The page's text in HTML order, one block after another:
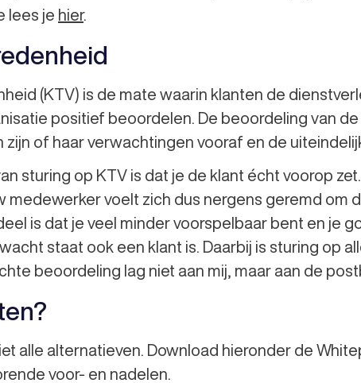
lees je hier.
(KTV) is de mate waarin klanten de
positief beoordelen. De beoordeling van
zijn of haar verwachtingen vooraf en de
sturing op KTV is dat je de klant écht voorop
medewerker voelt zich dus nergens geremd om
is dat je veel minder voorspelbaar bent en je
staat ook een klant is. Daarbij is sturing op
beoordeling lag niet aan mij, maar aan de
alle alternatieven. Download hieronder de
voor- en nadelen.